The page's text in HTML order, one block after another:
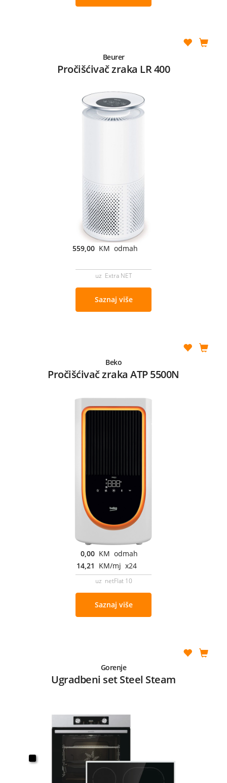
Beurer
Pročišćivač zraka LR 400
559,00 KM odmah
uz Extra NET
Saznaj više
Beko
Pročišćivač zraka ATP 5500N
0,00 KM odmah
14,21 KM/mj x24
uz netFlat 10
Saznaj više
Gorenje
Ugradbeni set Steel Steam